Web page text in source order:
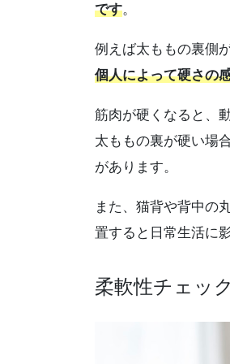
です。
例えば太ももの裏側
個人によって硬さの
筋肉が硬くなると、
太ももの裏が硬い場
があります。
また、猫背や背中の
置すると日常生活に
柔軟性チェッ